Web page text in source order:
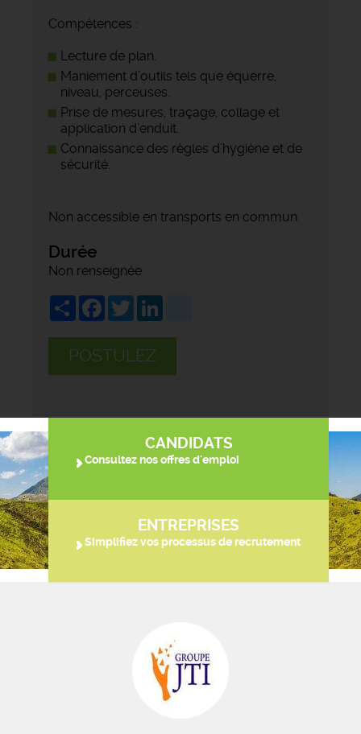
Compétences :
Lecture de plan.
Maniement d’outils tels que équerre,
niveau, perceuses.
Prise de mesures, traçage, collage et
application d’enduit.
Connaissance des règles d’hygiène et de
sécurité.
Non accessible en transports en commun
Durée
Non renseignée
ShareFacebook
Twitter
POSTULEZ
CANDIDATS
Consultez nos offres d'emploi
ENTREPRISES
Simplifiez vos processus de recrutement